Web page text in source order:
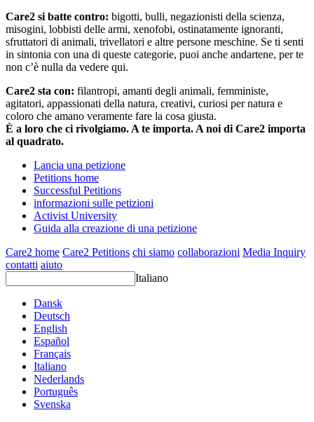
Care2 si batte contro: bigotti, bulli, negazionisti della scienza,
misogini, lobbisti delle armi, xenofobi, ostinatamente ignoranti,
sfruttatori di animali, trivellatori e altre persone meschine. Se ti senti
in sintonia con una di queste categorie, puoi anche andartene, per te
non c’è nulla da vedere qui.
Care2 sta con: filantropi, amanti degli animali, femministe,
agitatori, appassionati della natura, creativi, curiosi per natura e
coloro che amano veramente fare la cosa giusta.
È a loro che ci rivolgiamo. A te importa. A noi di Care2 importa
al quadrato.
Lancia una petizione
Petitions home
Successful Petitions
informazioni sulle petizioni
Activist University
Guida alla creazione di una petizione
Care2 home Care2 Petitions chi siamo collaborazioni Media Inquiry
contatti aiuto
Italiano
Dansk
Deutsch
English
Español
Français
Italiano
Nederlands
Português
Svenska